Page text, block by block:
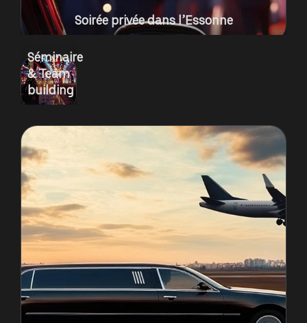
Soirée privée dans l’Essonne
Séminaire
& Team
building